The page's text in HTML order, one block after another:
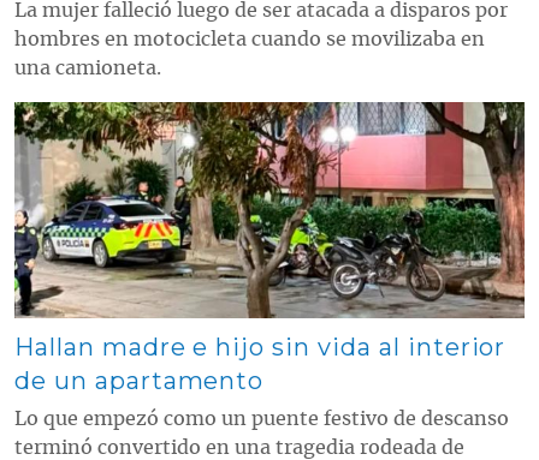
La mujer falleció luego de ser atacada a disparos por
hombres en motocicleta cuando se movilizaba en
una camioneta.
Contenido multimedia principal
Hallan madre e hijo sin vida al interior
de un apartamento
Lo que empezó como un puente festivo de descanso
terminó convertido en una tragedia rodeada de